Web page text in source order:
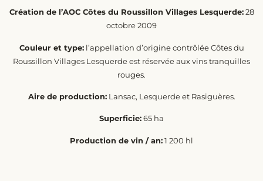
Création de l’AOC Côtes du Roussillon Villages Lesquerde:28
octobre 2009
Couleur et type:l’appellation d’origine contrôlée Côtes du
Roussillon Villages Lesquerde est réservée aux vins tranquilles
rouges.
Aire de production:Lansac, Lesquerde et Rasiguères.
Superficie:65 ha
Production de vin / an:1 200 hl